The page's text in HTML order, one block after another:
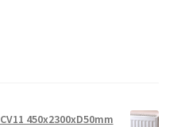
450x2300xD50mm